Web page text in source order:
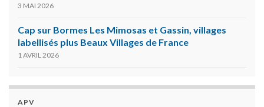
3 MAI 2026
Cap sur Bormes Les Mimosas et Gassin, villages
labellisés plus Beaux Villages de France
1 AVRIL 2026
APV